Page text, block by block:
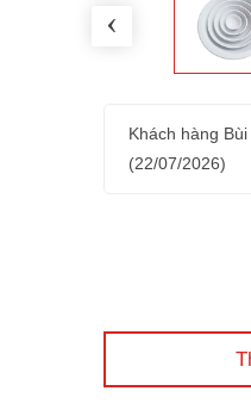
‹
Khách hàng
(22/05/2026)